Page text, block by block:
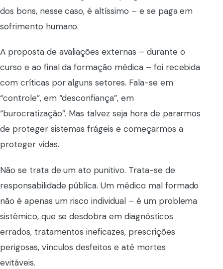
dos bons, nesse caso, é altíssimo – e se paga em
sofrimento humano.
A proposta de avaliações externas – durante o
curso e ao final da formação médica – foi recebida
com críticas por alguns setores. Fala-se em
“controle”, em “desconfiança”, em
“burocratização”. Mas talvez seja hora de pararmos
de proteger sistemas frágeis e começarmos a
proteger vidas.
Não se trata de um ato punitivo. Trata-se de
responsabilidade pública. Um médico mal formado
não é apenas um risco individual – é um problema
sistêmico, que se desdobra em diagnósticos
errados, tratamentos ineficazes, prescrições
perigosas, vínculos desfeitos e até mortes
evitáveis.